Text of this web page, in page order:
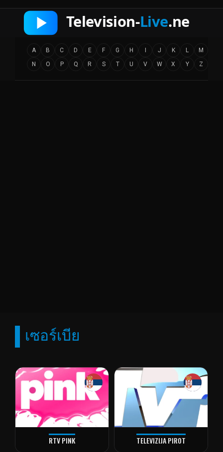
A B C D E F G H J K L
M
N
O P Q R S T U V W X Y Z
เซอร์เบีย
RTV PINK TELEVIZIJA PIROT